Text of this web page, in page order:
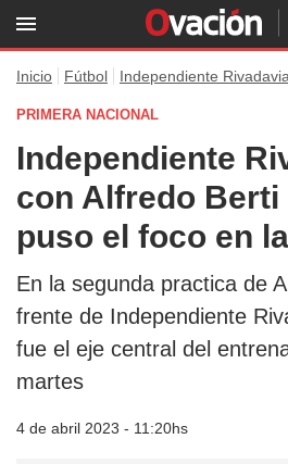
Inicio Fútbol Independiente Rivadavia
PRIMERA NACIONAL
Independiente
con Alfredo Berti
puso el foco en
En la segunda practica de
frente de Independiente
fue el eje central del
martes
4 de abril 2023 - 11:20hs